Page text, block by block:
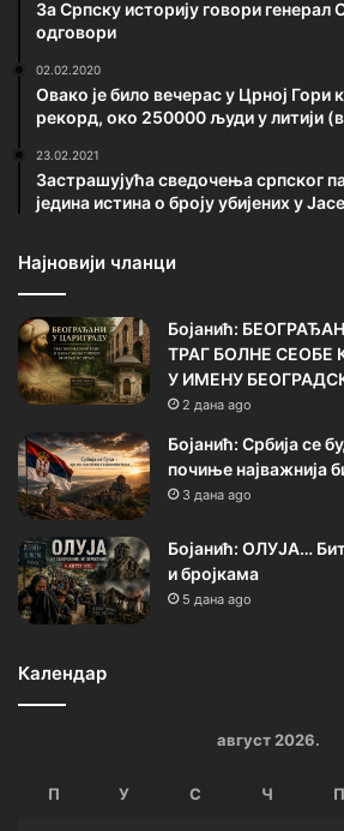
За Српску историју говори
одговори
02.02.2020
Овако је било вечерас у Црној Гори
рекорд, око 250000 људи у литији
23.02.2021
Застрашујућа сведочења српског
једина истина о броју убијених у
Најновији чланци
Бојанић:
ТРАГ БОЛНЕ
У ИМЕНУ
2 дана ago
Бојанић: Србија се
почиње најважнија
3 дана ago
Бојанић: ОЛУЈА…
и бројкама
5 дана ago
Календар
август 2026.
П У С Ч П